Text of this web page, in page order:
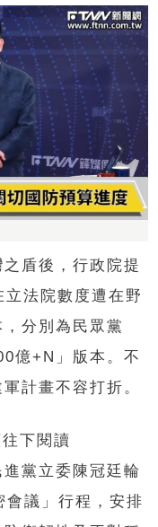
盾後，行政院提
法院數度遭在野
分別為民眾黨
億+N」版本。不
計畫不容打折。
下閱讀
黨立委陳冠廷輪
議」行程，安排